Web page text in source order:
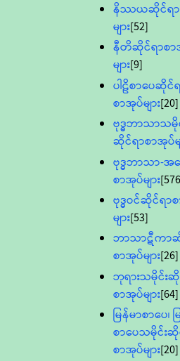
နိဿယဆိုင်ရာ
များ[52]
နီတိဆိုင်ရာစ
များ[9]
ပါဠိစာပေဆိုင်
စာအုပ်များ[20]
ဗုဒ္ဓဘာသာသမို
ဆိုင်ရာစာအုပ်မ
ဗုဒ္ဓဘာသာ-
စာအုပ်များ
ဗုဒ္ဓဝင်ဆိုင်ရာ
များ[53]
ဘာသာဋီကာ
စာအုပ်များ[26]
ဘုရားသမိုင်း
စာအုပ်များ[64]
မြန်မာစာပေ၊
စာပေသမိုင်း
စာအုပ်များ[20]